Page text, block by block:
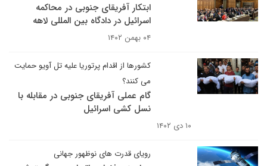
ابتکار آفریقای جنوبی در محاکمه
اسرائیل در دادگاه بین المللی لاهه
۰۴ بهمن ۱۴۰۲
کشورها از اقدام پرتوریا علیه تل آویو حمایت
می کنند؟
گام عملی آفریقای جنوبی در مقابله با
نسل کشی اسرائیل
۱۰ دی ۱۴۰۲
رویای قدرت های نوظهور جهانی